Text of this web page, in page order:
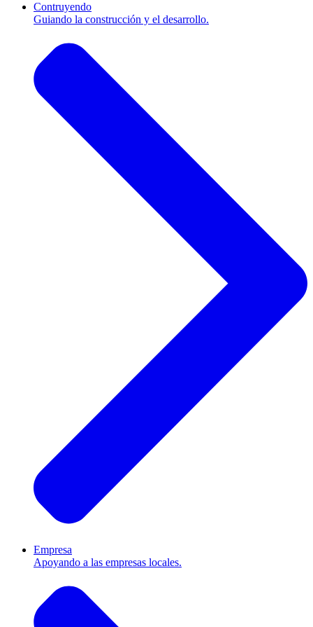
Contruyendo
Guiando la construcción y el desarrollo.
Empresa
Apoyando a las empresas locales.